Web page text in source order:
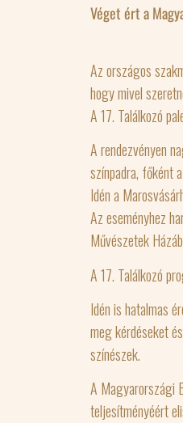
Véget ért a
Az országos
hogy mivel
A 17. Találkozó
A rendezvényen
színpadra, főként
Idén a
Az eseményhez
Művészetek
A 17. Találkozó
Idén is hatalmas
meg kérdéseket
színészek.
A Magyarországi
teljesítményéért